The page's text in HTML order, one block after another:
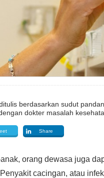
berdasarkan sudut
dokter masalah
Share
orang dewasa juga
cacingan, atau